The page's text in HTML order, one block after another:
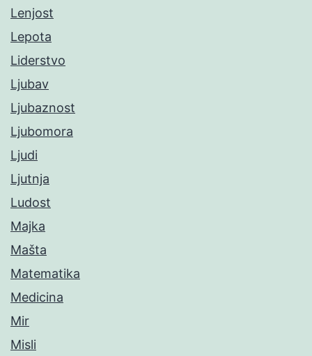
Lenjost
Lepota
Liderstvo
Ljubav
Ljubaznost
Ljubomora
Ljudi
Ljutnja
Ludost
Majka
Mašta
Matematika
Medicina
Mir
Misli